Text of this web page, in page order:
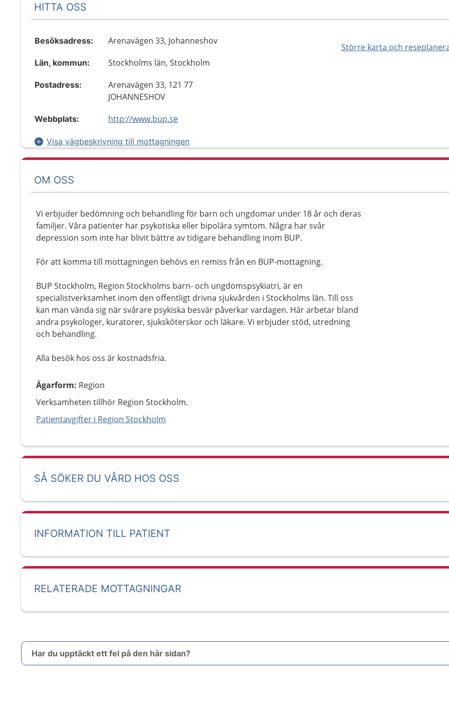
HITTA OSS
Större karta och
Besöksadress: Arenavägen 33, Johanneshov
Län, kommun: Stockholms län, Stockholm
Postadress:
Arenavägen 33, 121 77
JOHANNESHOV
Webbplats: http://www.bup.se
Visa vägbeskrivning till mottagningen
OM OSS
Vi erbjuder bedömning och behandling för barn och ungdomar under 18 år och deras
familjer. Våra patienter har psykotiska eller bipolära symtom. Några har svår
depression som inte har blivit bättre av tidigare behandling inom BUP.
För att komma till mottagningen behövs en remiss från en BUP-mottagning.
BUP Stockholm, Region Stockholms barn- och ungdomspsykiatri, är en
specialistverksamhet inom den offentligt drivna sjukvården i Stockholms län. Till oss
kan man vända sig när svårare psykiska besvär påverkar vardagen. Här arbetar bland
andra psykologer, kuratorer, sjuksköterskor och läkare. Vi erbjuder stöd, utredning
och behandling.
Alla besök hos oss är kostnadsfria.
Ägarform: Region
Verksamheten tillhör Region Stockholm.
Patientavgifter i Region Stockholm
SÅ SÖKER DU VÅRD HOS OSS
INFORMATION TILL PATIENT
RELATERADE MOTTAGNINGAR
Har du upptäckt ett fel på den här sidan?